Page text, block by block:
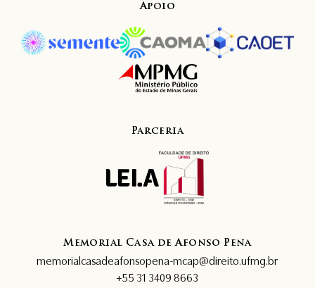
Apoio
Parceria
Memorial Casa de Afonso Pena
memorialcasadeafonsopena-mcap@direito.ufmg.br
+55 31 3409 8663